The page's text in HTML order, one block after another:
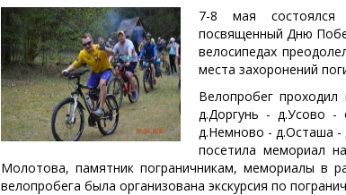
7-8 мая
посвященный Дню
велосипедах
места захоронений
Велопробег
д.Доргунь - д.Усово
д.Немново - д.Осташа -
посетила мемориал
Молотова, памятник пограничникам, мемориалы в
велопробега была организована экскурсия по